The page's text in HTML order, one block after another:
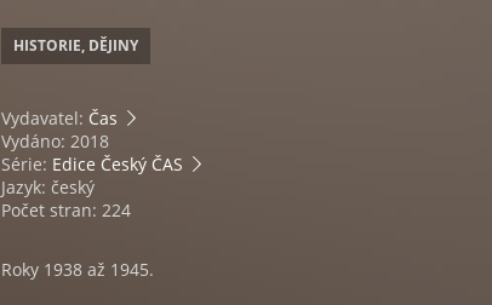
HISTORIE, DĚJINY
Vydavatel: Čas
Vydáno: 2018
Série: Edice Český ČAS
Jazyk: český
Počet stran: 224
Roky 1938 až 1945.